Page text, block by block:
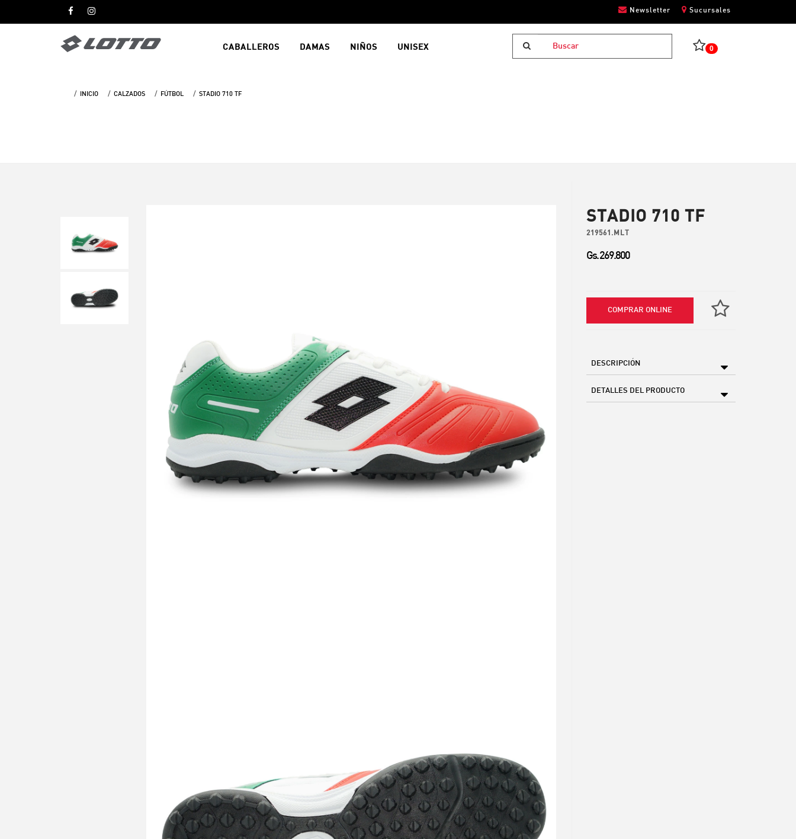
Newsletter Sucursales
0
CABALLEROS DAMAS NIÑOS UNISEX
INICIO CALZADOS FÚTBOL STADIO 710 TF
STADIO 710 TF
219561.MLT
Gs. 269.800
COMPRAR ONLINE
DESCRIPCIÓN
DETALLES DEL PRODUCTO